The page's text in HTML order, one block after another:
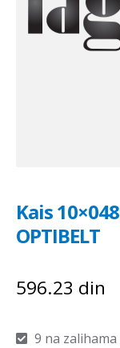
Kais
OPTIBELT
596.23 din
9 na zalihama